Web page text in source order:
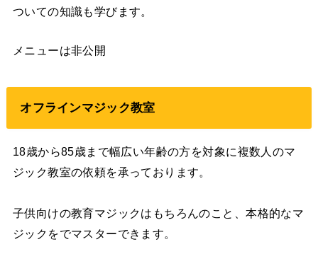
ついての知識も学びます。
メニューは非公開
オフラインマジック教室
18歳から85歳まで幅広い年齢の方を対象に複数人のマ
ジック教室の依頼を承っております。
子供向けの教育マジックはもちろんのこと、本格的なマ
ジックをでマスターできます。